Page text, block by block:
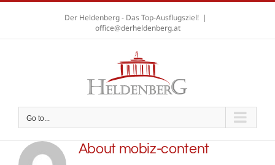
content
Der Heldenberg - Das Top-Ausflugsziel! |
office@derheldenberg.at
A A A
Go to...
About mobiz-content